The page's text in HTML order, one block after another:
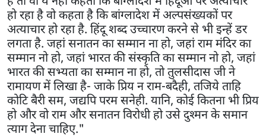
हो रहा है वो कहता है कि बांग्लादेश में अल्पसंख्यकों पर
अत्याचार हो रहा है. हिंदू शब्द उच्चारण करने से भी इन्हें डर
लगता है. जहां सनातन का सम्मान ना हो, जहां राम मंदिर का
सम्मान नो हो, जहां भारत की संस्कृति का सम्मान नो हो, जहां
भारत की सभ्यता का सम्मान ना हो, तो तुलसीदास जी ने
रामायण में लिखा है- जाके प्रिय न राम-बदैही, तजिये ताहि
कोटि बैरी सम, जद्यपि परम सनेही. यानि, कोई कितना भी प्रिय
हो और वो राम और सनातन विरोधी हो उसे दुश्मन के समान
त्याग देना चाहिए."